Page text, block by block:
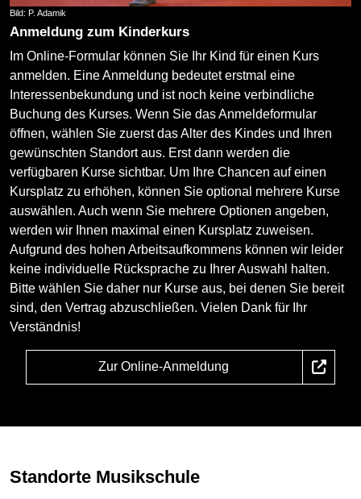
Bild: P. Adamik
Anmeldung zum Kinderkurs
Im Online-Formular können Sie Ihr Kind für einen Kurs
anmelden. Eine Anmeldung bedeutet erstmal eine
Interessenbekundung und ist noch keine verbindliche
Buchung des Kurses. Wenn Sie das Anmeldeformular
öffnen, wählen Sie zuerst das Alter des Kindes und Ihren
gewünschten Standort aus. Erst dann werden die
verfügbaren Kurse sichtbar. Um Ihre Chancen auf einen
Kursplatz zu erhöhen, können Sie optional mehrere Kurse
auswählen. Auch wenn Sie mehrere Optionen angeben,
werden wir Ihnen maximal einen Kursplatz zuweisen.
Aufgrund des hohen Arbeitsaufkommens können wir leider
keine individuelle Rücksprache zu Ihrer Auswahl halten.
Bitte wählen Sie daher nur Kurse aus, bei denen Sie bereit
sind, den Vertrag abzuschließen. Vielen Dank für Ihr
Verständnis!
Zur Online-Anmeldung
Standorte Musikschule